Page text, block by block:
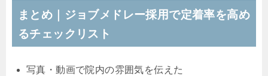
まとめ｜ジョブメドレー採用で定着率を高め
るチェックリスト
写真・動画で院内の雰囲気を伝えた